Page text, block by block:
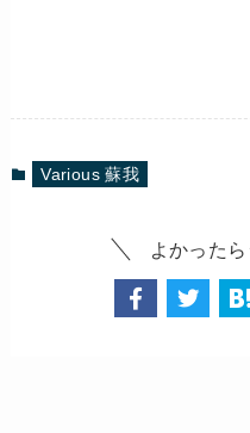
Various 蘇我
よかった